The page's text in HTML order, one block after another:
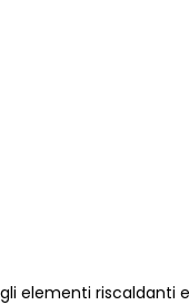
elementi riscaldanti